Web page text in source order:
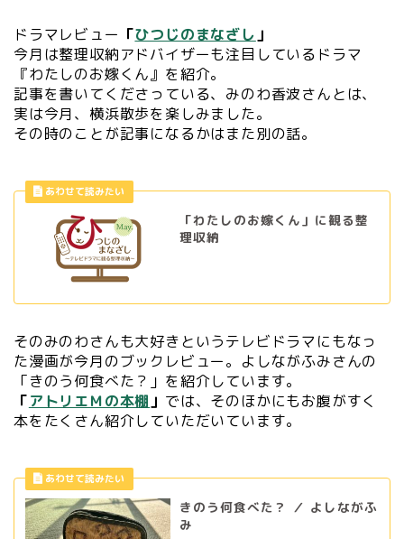
ドラマレビュー 「ひつじのまなざし 」
今月は整理収納アドバイザーも注目しているドラマ
『わたしのお嫁くん』を紹介。
記事を書いてくださっている、みのわ香波さんとは、
実は今月、横浜散歩を楽しみました。
その時のことが記事になるかはまた別の話。
「わたしのお嫁くん」に観る整
理収納
そのみのわさんも大好きというテレビドラマにもなっ
た漫画が今月のブックレビュー。よしながふみさんの
「きのう何食べた？」を紹介しています。
「アトリエＭの本棚 」 では、そのほかにもお腹がすく
本をたくさん紹介していただいています。
きのう何食べた？ ／ よしながふ
み